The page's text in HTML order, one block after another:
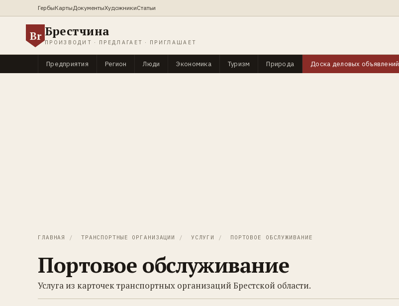
ГербыКартыДокументыХудожникиСтатьи
Br Брестчина
ПРОИЗВОДИТ · ПРЕДЛАГАЕТ · ПРИГЛАШАЕТ
Предприятия Регион Люди Экономика Туризм Природа Доска деловых объявлений
ГЛАВНАЯ / ТРАНСПОРТНЫЕ ОРГАНИЗАЦИИ / УСЛУГИ / ПОРТОВОЕ ОБСЛУЖИВАНИЕ
Портовое обслуживание
Услуга из карточек транспортных организаций Брестской области.